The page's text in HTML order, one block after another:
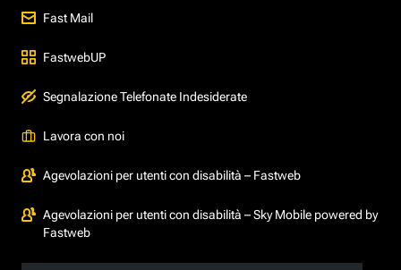
Fast Mail
FastwebUP
Segnalazione Telefonate Indesiderate
Lavora con noi
Agevolazioni per utenti con disabilità – Fastweb
Agevolazioni per utenti con disabilità – Sky Mobile powered by
Fastweb